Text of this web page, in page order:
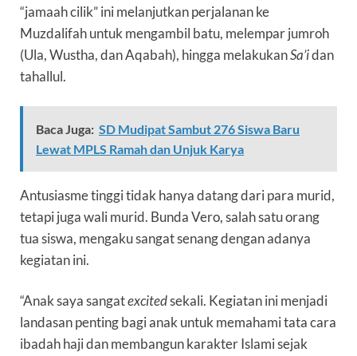
“jamaah cilik” ini melanjutkan perjalanan ke
Muzdalifah untuk mengambil batu, melempar jumroh
(Ula, Wustha, dan Aqabah), hingga melakukanSa’idan
tahallul.
Baca Juga: SD Mudipat Sambut 276 Siswa Baru
Lewat MPLS Ramah dan Unjuk Karya
Antusiasme tinggi tidak hanya datang dari para murid,
tetapi juga wali murid. Bunda Vero, salah satu orang
tua siswa, mengaku sangat senang dengan adanya
kegiatan ini.
“Anak saya sangatexcitedsekali. Kegiatan ini menjadi
landasan penting bagi anak untuk memahami tata cara
ibadah haji dan membangun karakter Islami sejak